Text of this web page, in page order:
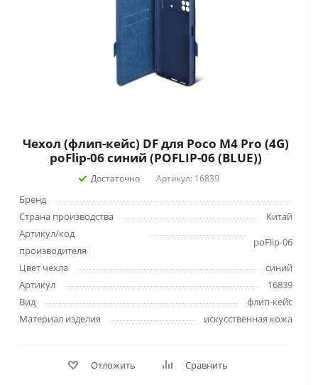
Чехол (флип-кейс) DF для Poco M4 Pro (4G)
poFlip-06 синий (POFLIP-06 (BLUE))
Достаточно Артикул: 16839
Бренд
Страна производства
Китай
Артикул/код
производителя
poFlip-06
Цвет чехла
синий
Артикул
16839
Вид
флип-кейс
Материал изделия
искусственная кожа
Отложить Сравнить